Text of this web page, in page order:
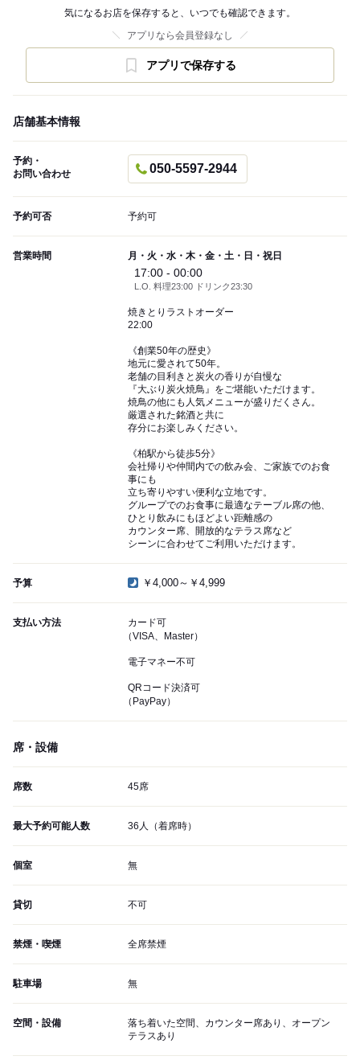
気になるお店を保存すると、いつでも確認できます。
アプリなら会員登録なし
アプリで保存する
店舗基本情報
予約・
お問い合わせ
050-5597-2944
予約可否 予約可
営業時間 月・火・水・木・金・土・日・祝日
17:00 - 00:00
L.O. 料理23:00 ドリンク23:30
焼きとりラストオーダー
22:00
《創業50年の歴史》
地元に愛されて50年。
老舗の目利きと炭火の香りが自慢な
『大ぶり炭火焼鳥』をご堪能いただけます。
焼鳥の他にも人気メニューが盛りだくさん。
厳選された銘酒と共に
存分にお楽しみください。
《柏駅から徒歩5分》
会社帰りや仲間内での飲み会、ご家族でのお食
事にも
立ち寄りやすい便利な立地です。
グループでのお食事に最適なテーブル席の他、
ひとり飲みにもほどよい距離感の
カウンター席、開放的なテラス席など
シーンに合わせてご利用いただけます。
予算 ￥4,000～￥4,999
支払い方法
カード可
（VISA、Master）
電子マネー不可
QRコード決済可
（PayPay）
席・設備
席数 45席
最大予約可能人数 36人（着席時）
個室 無
貸切 不可
禁煙・喫煙 全席禁煙
駐車場 無
空間・設備
落ち着いた空間、カウンター席あり、オープン
テラスあり